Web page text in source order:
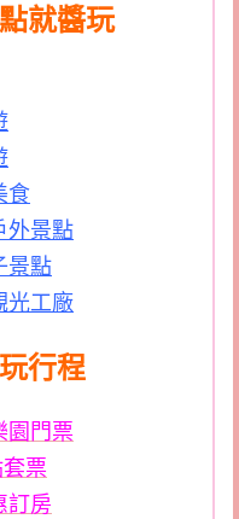
就醬玩
食
外景點
景點
光工廠
行程
園門票
票
訂房